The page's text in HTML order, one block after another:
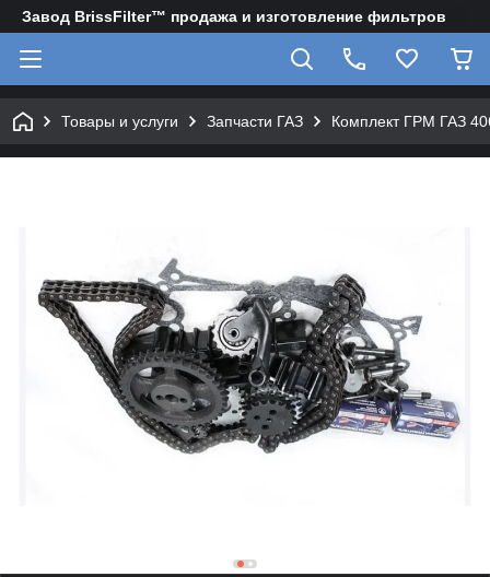
Завод BrissFilter™ продажа и изготовление фильтров
Товары и услуги Запчасти ГАЗ Комплект ГРМ ГАЗ